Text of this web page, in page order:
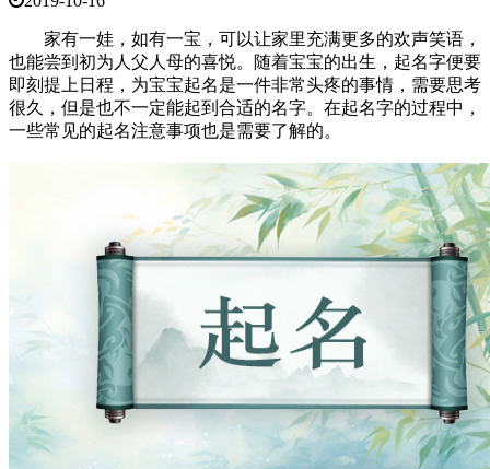
家有一娃，如有一宝，可以让家里充满更多的欢声笑语，
也能尝到初为人父人母的喜悦。随着宝宝的出生，起名字便要
即刻提上日程，为宝宝起名是一件非常头疼的事情，需要思考
很久，但是也不一定能起到合适的名字。在起名字的过程中，
一些常见的起名注意事项也是需要了解的。